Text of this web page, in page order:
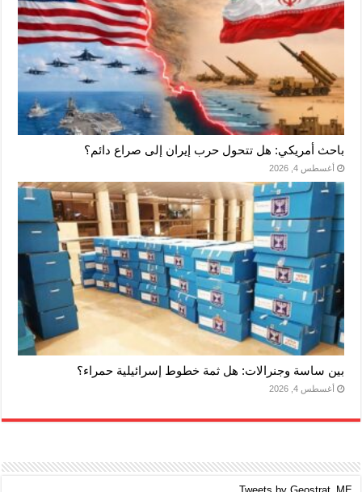
باحث أمريكي: هل تتحول حرب إيران إلى صراع دائم؟
أغسطس 4, 2026
بين ساسة وجنرالات: هل ثمة خطوط إسرائيلية حمراء؟
أغسطس 4, 2026